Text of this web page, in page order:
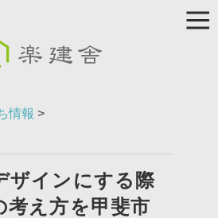
情報 >
ザインにする際
考え方を甲斐市